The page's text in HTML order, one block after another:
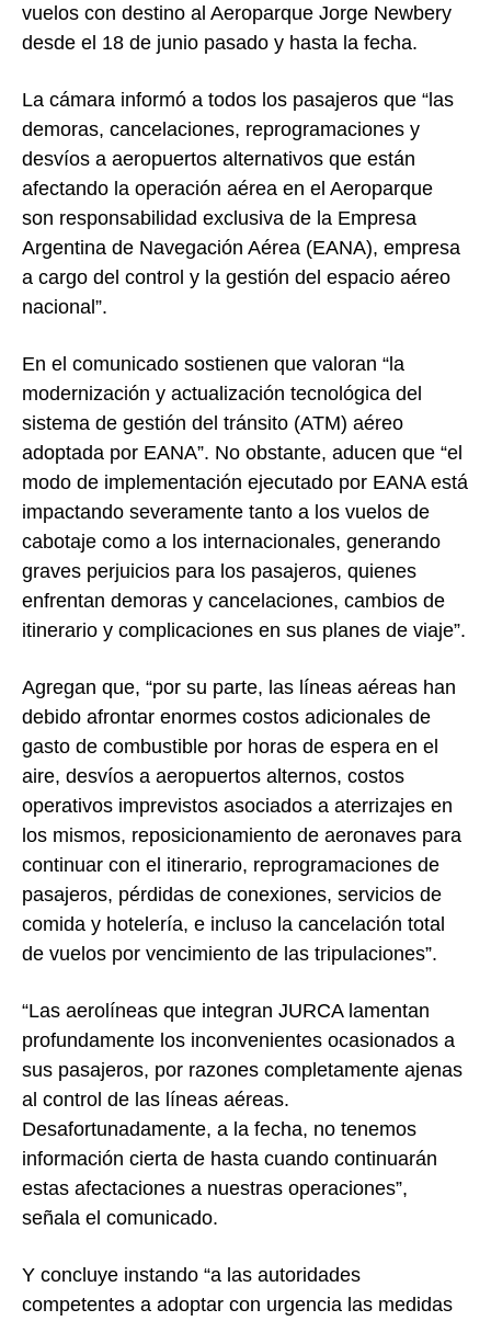
vuelos con destino al Aeroparque Jorge Newbery
desde el 18 de junio pasado y hasta la fecha.
La cámara informó a todos los pasajeros que “las
demoras, cancelaciones, reprogramaciones y
desvíos a aeropuertos alternativos que están
afectando la operación aérea en el Aeroparque
son responsabilidad exclusiva de la Empresa
Argentina de Navegación Aérea (EANA), empresa
a cargo del control y la gestión del espacio aéreo
nacional”.
En el comunicado sostienen que valoran “la
modernización y actualización tecnológica del
sistema de gestión del tránsito (ATM) aéreo
adoptada por EANA”. No obstante, aducen que “el
modo de implementación ejecutado por EANA está
impactando severamente tanto a los vuelos de
cabotaje como a los internacionales, generando
graves perjuicios para los pasajeros, quienes
enfrentan demoras y cancelaciones, cambios de
itinerario y complicaciones en sus planes de viaje”.
Agregan que, “por su parte, las líneas aéreas han
debido afrontar enormes costos adicionales de
gasto de combustible por horas de espera en el
aire, desvíos a aeropuertos alternos, costos
operativos imprevistos asociados a aterrizajes en
los mismos, reposicionamiento de aeronaves para
continuar con el itinerario, reprogramaciones de
pasajeros, pérdidas de conexiones, servicios de
comida y hotelería, e incluso la cancelación total
de vuelos por vencimiento de las tripulaciones”.
“Las aerolíneas que integran JURCA lamentan
profundamente los inconvenientes ocasionados a
sus pasajeros, por razones completamente ajenas
al control de las líneas aéreas.
Desafortunadamente, a la fecha, no tenemos
información cierta de hasta cuando continuarán
estas afectaciones a nuestras operaciones”,
señala el comunicado.
Y concluye instando “a las autoridades
competentes a adoptar con urgencia las medidas